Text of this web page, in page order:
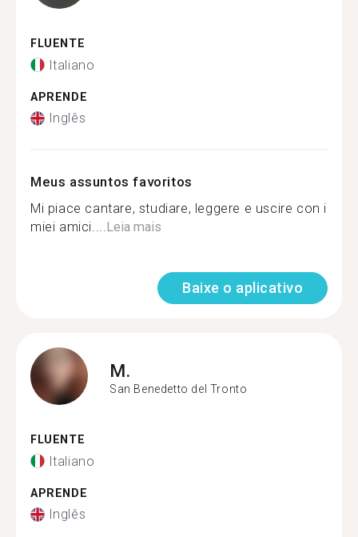
FLUENTE
Italiano
APRENDE
Inglês
Meus assuntos favoritos
Mi piace cantare, studiare, leggere e uscire con i
miei amici....Leia mais
Baixe o aplicativo
M.
San Benedetto del Tronto
FLUENTE
Italiano
APRENDE
Inglês